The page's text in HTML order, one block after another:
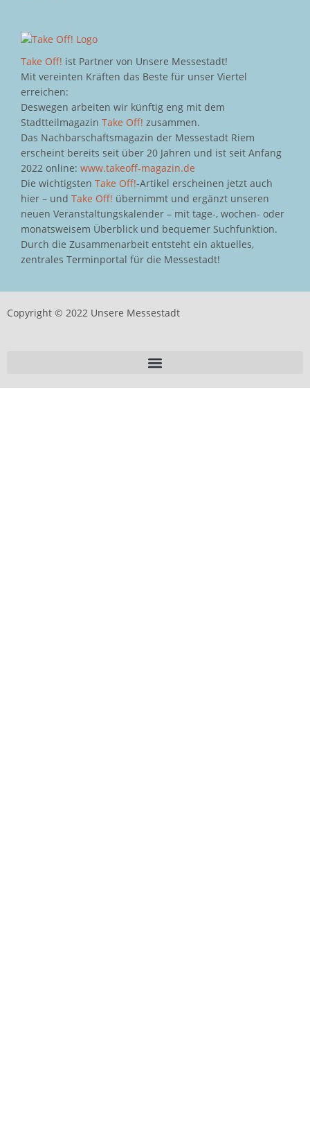
Take Off! ist Partner von Unsere Messestadt!
Mit vereinten Kräften das Beste für unser Viertel
erreichen:
Deswegen arbeiten wir künftig eng mit dem
Stadtteilmagazin Take Off! zusammen.
Das Nachbarschaftsmagazin der Messestadt Riem
erscheint bereits seit über 20 Jahren und ist seit Anfang
2022 online: www.takeoff-magazin.de
Die wichtigsten Take Off!-Artikel erscheinen jetzt auch
hier – und Take Off! übernimmt und ergänzt unseren
neuen Veranstaltungskalender – mit tage-, wochen- oder
monatsweisem Überblick und bequemer Suchfunktion.
Durch die Zusammenarbeit entsteht ein aktuelles,
zentrales Terminportal für die Messestadt!
Copyright © 2022 Unsere Messestadt